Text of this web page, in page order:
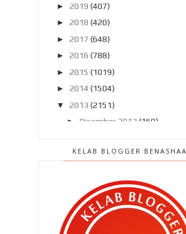
► 2019 (407)
► 2018 (420)
► 2017 (648)
► 2016 (788)
► 2015 (1019)
► 2014 (1504)
▼
2013 (2151)
► Disember 2013 (169)
►Oktober 2013 (160)
Ogos 2013(182)
▼ Julai 2013(220)
Penyakit berjangkit kembali !!
KELAB BLOGGER